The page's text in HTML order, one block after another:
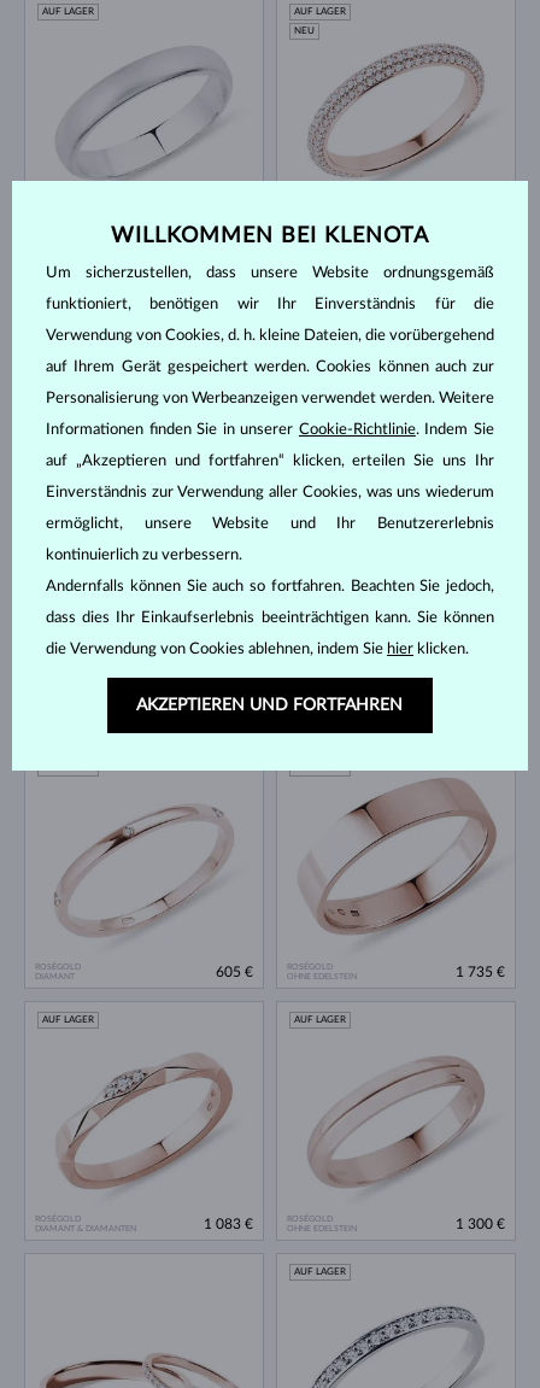
AUF LAGER
AUF LAGER
NEU
WEISSGOLD
AUF LAGER
996 €
WEISSGOLD
822 €
AUF LAGER AUF LAGER
ROSÉGOLD
DIAMANT
605 €
ROSÉGOLD
OHNE EDELSTEIN
1 735 €
ROSÉGOLD
DIAMANT & DIAMANTEN
AUF LAGER
1 083 €
ROSÉGOLD
OHNE EDELSTEIN
AUF LAGER
1 300 €
AUF LAGER
WILLKOMMEN BEI KLENOTA
Um sicherzustellen, dass unsere Website ordnungsgemäß
funktioniert, benötigen wir Ihr Einverständnis für die
Verwendung von Cookies, d. h. kleine Dateien, die vorübergehend
auf Ihrem Gerät gespeichert werden. Cookies können auch zur
Personalisierung von Werbeanzeigen verwendet werden. Weitere
Informationen finden Sie in unserer Cookie-Richtlinie. Indem Sie
auf „Akzeptieren und fortfahren“ klicken, erteilen Sie uns Ihr
Einverständnis zur Verwendung aller Cookies, was uns wiederum
ermöglicht, unsere Website und Ihr Benutzererlebnis
kontinuierlich zu verbessern.
Andernfalls können Sie auch so fortfahren. Beachten Sie jedoch,
dass dies Ihr Einkaufserlebnis beeinträchtigen kann. Sie können
die Verwendung von Cookies ablehnen, indem Sie hier klicken.
AKZEPTIEREN UND FORTFAHREN